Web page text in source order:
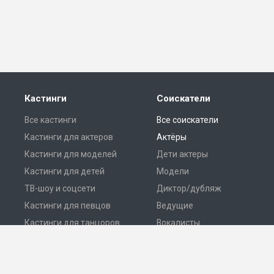
Кастинги
Все кастинги
Кастинги для актеров
Кастинги для моделей
Кастинги для детей
ТВ-шоу и соцсети
Кастинги для певцов
Кастинги для танцоров
Соискатели
Все соискатели
Актёры
Дети актеры
Модели
Диктор/дубляж
Ведущие
Вокалисты